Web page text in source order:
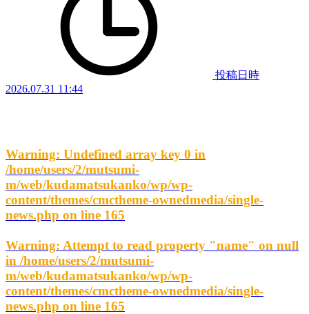
投稿日時
2026.07.31 11:44
Warning: Undefined array key 0 in
/home/users/2/mutsumi-
m/web/kudamatsukanko/wp/wp-
content/themes/cmctheme-ownedmedia/single-
news.php on line 165
Warning: Attempt to read property "name" on null
in /home/users/2/mutsumi-
m/web/kudamatsukanko/wp/wp-
content/themes/cmctheme-ownedmedia/single-
news.php on line 165